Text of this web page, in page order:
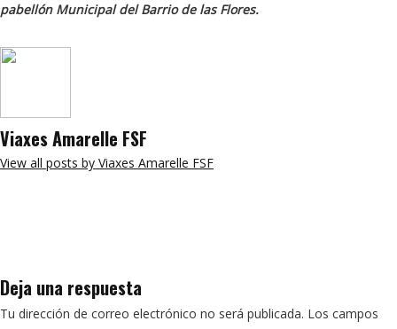
pabellón Municipal del Barrio de las Flores.
Viaxes Amarelle FSF
View all posts by Viaxes Amarelle FSF
Deja una respuesta
Tu dirección de correo electrónico no será publicada. Los campos